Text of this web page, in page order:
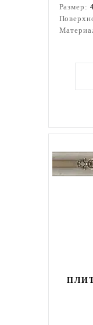
Размер: